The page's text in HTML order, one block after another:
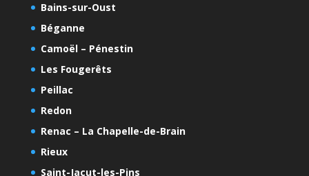
Bains-sur-Oust
Béganne
Camoël – Pénestin
Les Fougerêts
Peillac
Redon
Renac – La Chapelle-de-Brain
Rieux
Saint-Jacut-les-Pins